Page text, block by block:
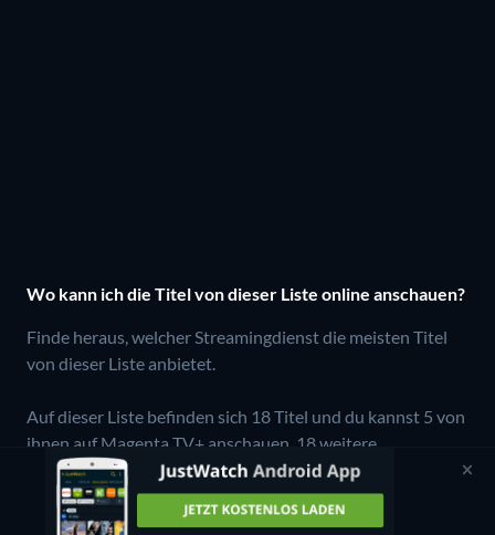
Wo kann ich die Titel von dieser Liste online anschauen?
Finde heraus, welcher Streamingdienst die meisten Titel
von dieser Liste anbietet.
Auf dieser Liste befinden sich 18 Titel und du kannst 5 von
ihnen auf Magenta TV+ anschauen. 18 weitere
Streamingdienste haben aktuell ebenfalls einige der Titel
im Angebot.